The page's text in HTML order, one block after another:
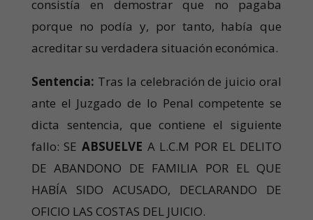
consistía en demostrar que no pagaba
porque no podía y, por tanto, había que
acreditar su verdadera situación económica.
Sentencia: Tras la celebración de juicio oral
ante el Juzgado de lo Penal competente se
dicta sentencia, que contiene el siguiente
fallo: SE ABSUELVE A L.C.M POR EL DELITO
DE ABANDONO DE FAMILIA POR EL QUE
HABÍA SIDO ACUSADO, DECLARANDO DE
OFICIO LAS COSTAS DEL JUICIO.